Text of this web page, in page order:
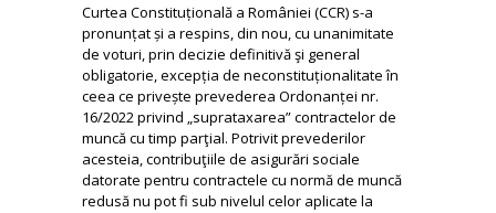
Curtea Constituțională a României (CCR) s-a
pronunțat și a respins, din nou, cu unanimitate
de voturi, prin decizie definitivă şi general
obligatorie, excepția de neconstituționalitate în
ceea ce privește prevederea Ordonanței nr.
16/2022 privind „suprataxarea” contractelor de
muncă cu timp parţial. Potrivit prevederilor
acesteia, contribuţiile de asigurări sociale
datorate pentru contractele cu normă de muncă
redusă nu pot fi sub nivelul celor aplicate la